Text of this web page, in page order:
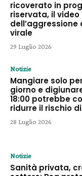
ricoverato in
riservata, il video
dell’aggressione
virale
29 Luglio 2026
Notizie
Mangiare solo
giorno e
18:00 potrebbe
ridurre il rischio
28 Luglio 2026
Notizie
Sanità privata,